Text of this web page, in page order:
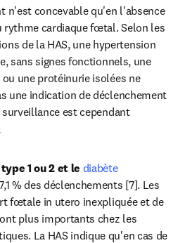
n'est concevable qu'en l'absence
cardiaque fœtal. Selon les
de la HAS, une hypertension
sans signes fonctionnels, une
une protéinurie isolées ne
une indication de déclenchement
est cependant
1 ou 2 et le diabète
% des déclenchements [7]. Les
fœtale in utero inexpliquée et de
plus importants chez les
La HAS indique qu'en cas de